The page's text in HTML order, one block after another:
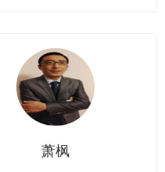
萧枫